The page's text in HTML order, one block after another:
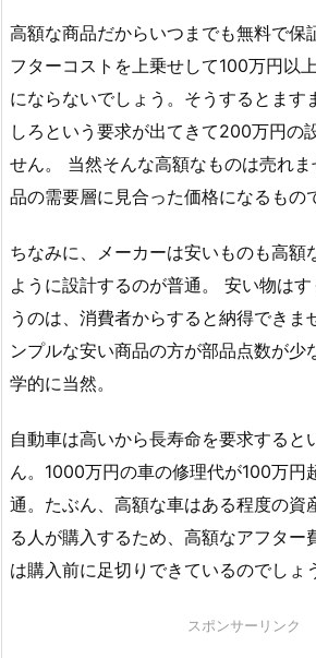
高額な商品だからいつまでも無料で保
フターコストを上乗せして100万円以
にならないでしょう。そうするとます
しろという要求が出てきて200万円の
せん。 当然そんな高額なものは売れ
品の需要層に見合った価格になるもの
ちなみに、メーカーは安いものも高額
ように設計するのが普通。 安い物は
うのは、消費者からすると納得できま
ンプルな安い商品の方が部品点数が少
学的に当然。
自動車は高いから長寿命を要求すると
ん。1000万円の車の修理代が100万円
通。たぶん、高額な車はある程度の資
る人が購入するため、高額なアフター
は購入前に足切りできているのでしょ
スポンサーリンク